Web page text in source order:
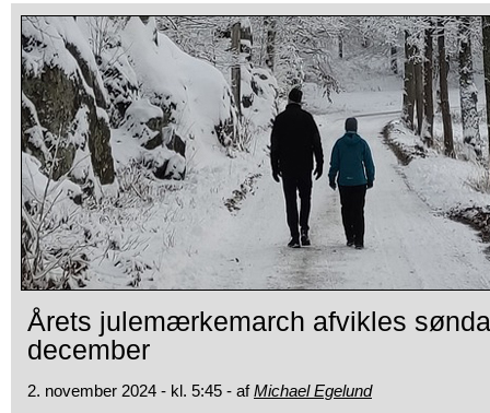
Årets julemærkemarch afvikles
december
2. november 2024 - kl. 5:45 - afMichael Egelund